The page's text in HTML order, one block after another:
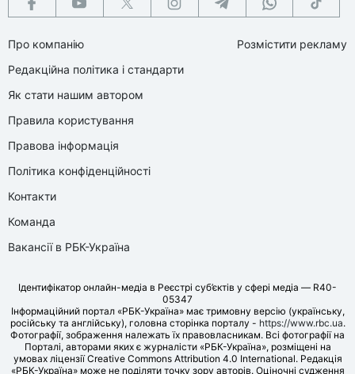
Про компанію
Редакційна політика і стандарти
Як стати нашим автором
Правила користування
Правова інформація
Політика конфіденційності
Контакти
Команда
Вакансії в РБК-Україна
Розмістити рекламу
Ідентифікатор онлайн-медіа в Реєстрі суб’єктів у сфері медіа — R40-
05347
Інформаційний портал «РБК-Україна» має тримовну версію (українську,
російську та англійську), головна сторінка порталу - https://www.rbc.ua.
Фотографії, зображення належать їх правовласникам. Всі фотографії на
Порталі, авторами яких є журналісти «РБК-Україна», розміщені на
умовах ліцензії Creative Commons Attribution 4.0 International. Редакція
«РБК-Україна» може не поділяти точку зору авторів. Оціночні судження